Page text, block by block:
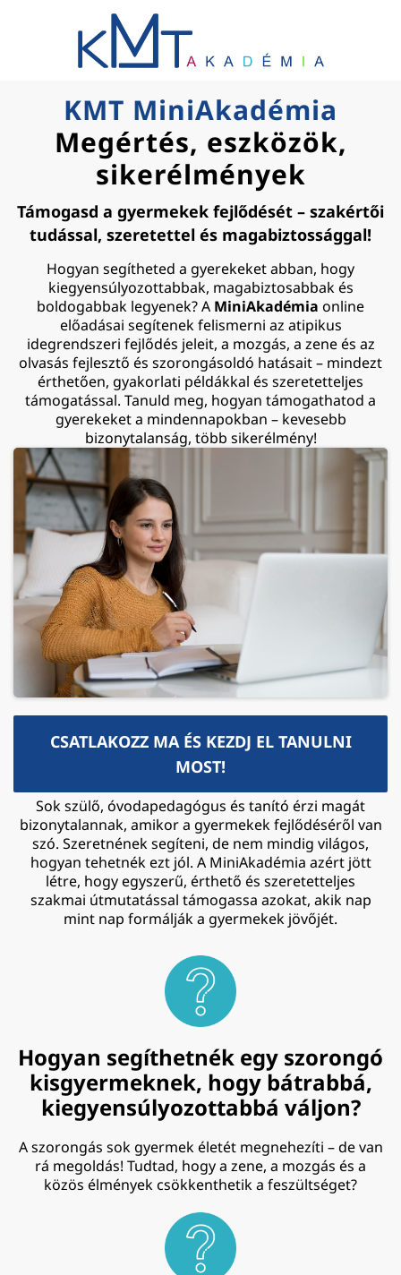
KMT MiniAkadémia
Megértés, eszközök,
sikerélmények
Támogasd a gyermekek fejlődését – szakértői
tudással, szeretettel és magabiztossággal!
Hogyan segítheted a gyerekeket abban, hogy
kiegyensúlyozottabbak, magabiztosabbak és
boldogabbak legyenek? A MiniAkadémia online
előadásai segítenek felismerni az atipikus
idegrendszeri fejlődés jeleit, a mozgás, a zene és az
olvasás fejlesztő és szorongásoldó hatásait – mindezt
érthetően, gyakorlati példákkal és szeretetteljes
támogatással. Tanuld meg, hogyan támogathatod a
gyerekeket a mindennapokban – kevesebb
bizonytalanság, több sikerélmény!
CSATLAKOZZ MA ÉS KEZDJ EL TANULNI
MOST!
Sok szülő, óvodapedagógus és tanító érzi magát
bizonytalannak, amikor a gyermekek fejlődéséről van
szó. Szeretnének segíteni, de nem mindig világos,
hogyan tehetnék ezt jól. A MiniAkadémia azért jött
létre, hogy egyszerű, érthető és szeretetteljes
szakmai útmutatással támogassa azokat, akik nap
mint nap formálják a gyermekek jövőjét.
Hogyan segíthetnék egy szorongó
kisgyermeknek, hogy bátrabbá,
kiegyensúlyozottabbá váljon?
A szorongás sok gyermek életét megnehezíti – de van
rá megoldás! Tudtad, hogy a zene, a mozgás és a
közös élmények csökkenthetik a feszültséget?